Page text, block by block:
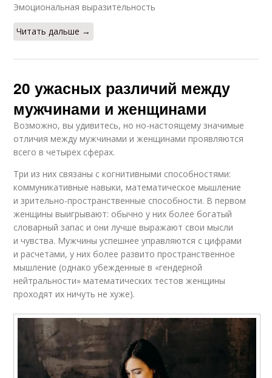
Эмоциональная выразительность
Читать дальше →
20 ужасных различий между
мужчинами и женщинами
Возможно, вы удивитесь, но но-настоящему значимые
отличия между мужчинами и женщинами проявляются
всего в четырех сферах.
Три из них связаны с когнитивными способностями:
коммуникативные навыки, математическое мышление
и зрительно-пространственные способности. В первом
женщины выигрывают: обычно у них более богатый
словарный запас и они лучше выражают свои мысли
и чувства. Мужчины успешнее управляются с цифрами
и расчетами, у них более развито пространственное
мышление (однако убежденные в «гендерной
нейтральности» математических тестов женщины
проходят их ничуть не хуже).